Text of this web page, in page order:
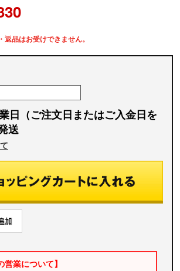
品はお受けできません。
日（ご注文日またはご入金日を
送
営業について】